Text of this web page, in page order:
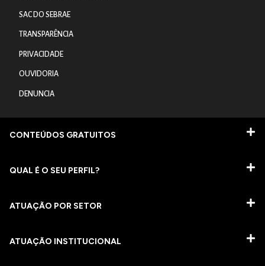
SAC DO SEBRAE
TRANSPARÊNCIA
PRIVACIDADE
OUVIDORIA
DENUNCIA
CONTEÚDOS GRATUITOS
QUAL É O SEU PERFIL?
ATUAÇÃO POR SETOR
ATUAÇÃO INSTITUCIONAL